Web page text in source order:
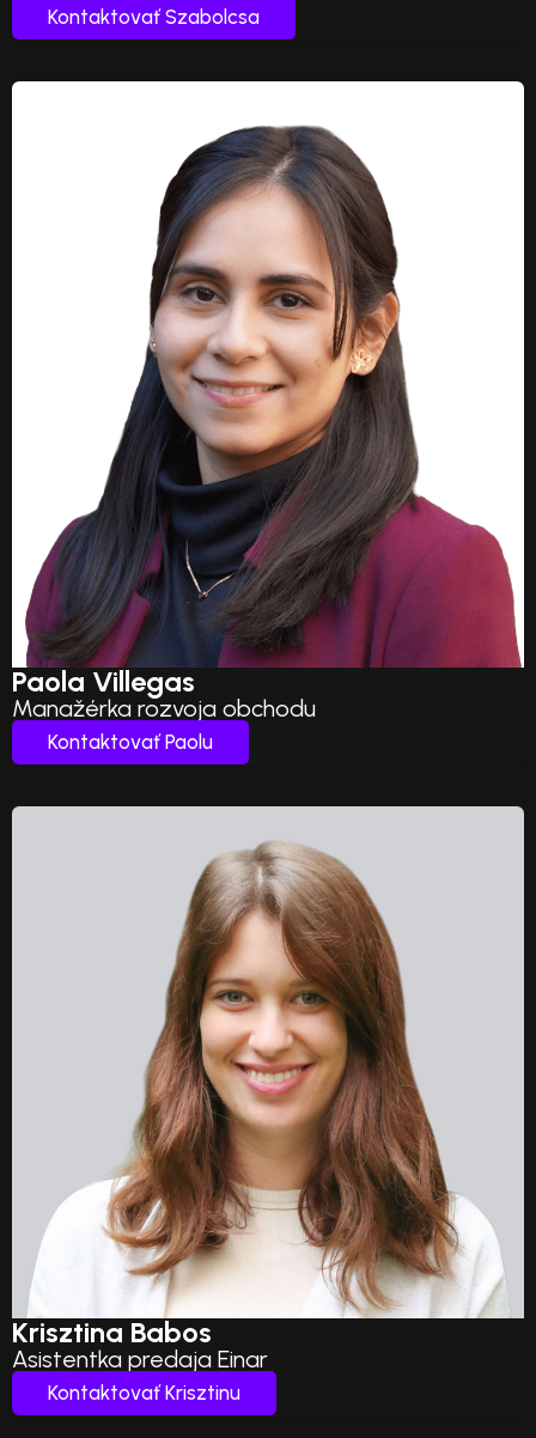
Kontaktovať Szabolcsa
Paola Villegas
Manažérka rozvoja obchodu
Kontaktovať Paolu
Krisztina Babos
Asistentka predaja Einar
Kontaktovať Krisztinu